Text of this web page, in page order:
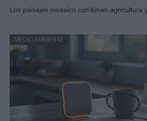
Los paisajes mosaico combinan agricultura
MEDIO AMBIENTE